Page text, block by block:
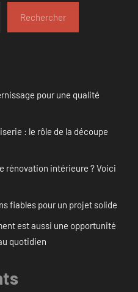
Rechercher
pour une qualité
: le rôle de la découpe
rénovation intérieure ? Voici
fiables pour un projet solide
est aussi une opportunité
quotidien